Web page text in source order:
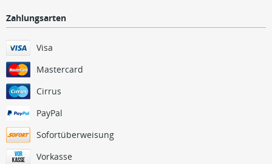
Zahlungsarten
Visa
Mastercard
Cirrus
PayPal
Sofortüberweisung
Vorkasse